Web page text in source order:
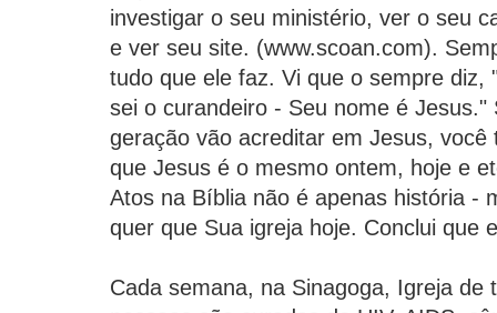
investigar o seu ministério, ver o seu
e ver seu site. (www.scoan.com).
tudo que ele faz. Vi que o sempre diz,
sei o curandeiro - Seu nome é Jesus."
geração vão acreditar em Jesus,
que Jesus é o mesmo ontem, hoje e
Atos na Bíblia não é apenas história -
quer que Sua igreja hoje. Conclui que
Cada semana, na Sinagoga, Igreja de